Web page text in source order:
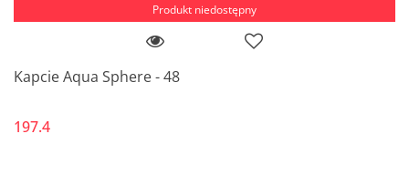
Produkt niedostępny
Kapcie Aqua Sphere - 48
197.4